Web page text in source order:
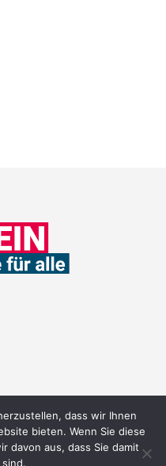
dass wir Ihnen
bieten. Wenn Sie diese
davon aus, dass Sie damit